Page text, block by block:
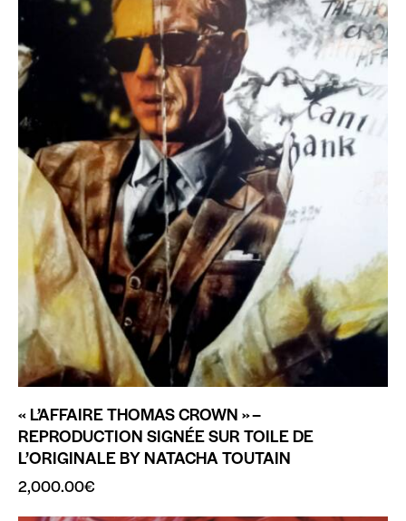
« L’AFFAIRE THOMAS CROWN » –
REPRODUCTION SIGNÉE SUR TOILE DE
L’ORIGINALE BY NATACHA TOUTAIN
2,000.00€